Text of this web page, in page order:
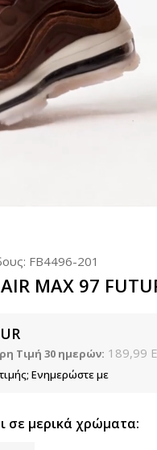
FB4496-201
MAX 97
Τιμή 30 ημερών: 189,99
Ενημερώστε με
σε μερικά χρώματα: